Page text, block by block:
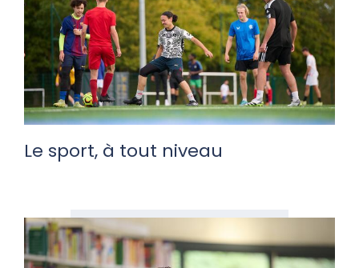
Le sport, à tout niveau